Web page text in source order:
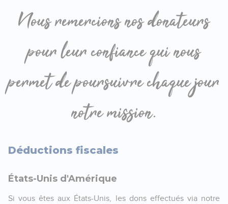
Nous remercions nos donateurs
pour leur confiance qui nous
permet de poursuivre chaque jour
notre mission.
Déductions fiscales
États-Unis d'Amérique
Si vous êtes aux États-Unis, les dons effectués via notre